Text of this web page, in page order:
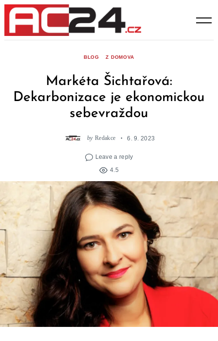
Skip
content
BLOG Z DOMOVA
Markéta Šichtařová:
Dekarbonizace je ekonomickou
sebevraždou
by Redakce 6. 9. 2023
Leave a reply
4.5